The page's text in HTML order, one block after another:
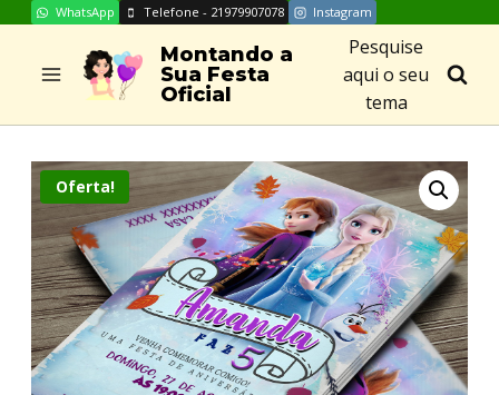
Skip
content
WhatsApp Telefone - 21979907078 Instagram
Montando a
Sua Festa
Oficial
Pesquise
aqui o seu
tema
Oferta!